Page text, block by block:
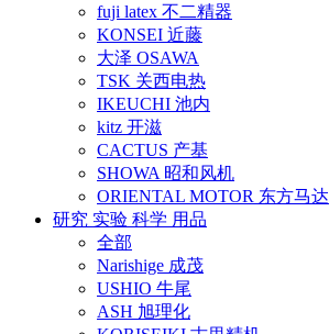
fuji latex 不二精器
KONSEI 近藤
大泽 OSAWA
TSK 关西电热
IKEUCHI 池内
kitz 开滋
CACTUS 产基
SHOWA 昭和风机
ORIENTAL MOTOR 东方马达
研究 实验 科学 用品
全部
Narishige 成茂
USHIO 牛尾
ASH 旭理化